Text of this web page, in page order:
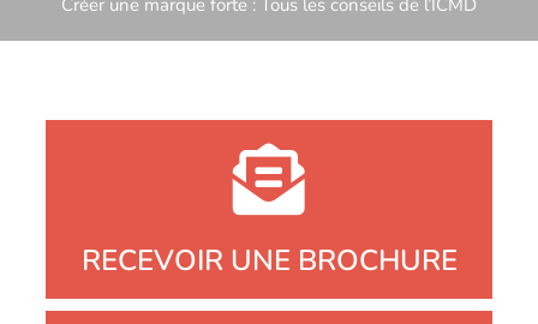
Créer une marque forte : Tous les conseils de l’ICMD
RECEVOIR UNE BROCHURE